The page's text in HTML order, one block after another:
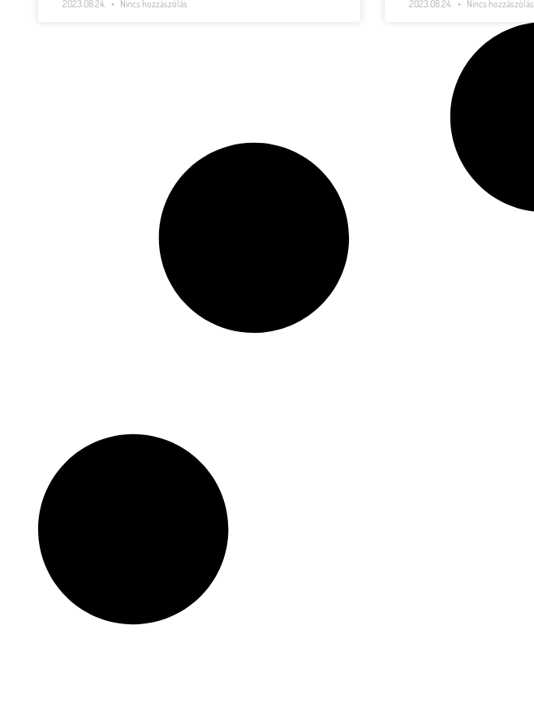
2023.08.24. Nincs hozzászólás 2023.08.24. Nincs hozzászólás